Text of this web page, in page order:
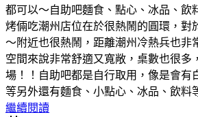
都可以～自助吧麵食、點心、冰品、飲
烤倆吃潮州店位在於很熱鬧的圓環，對
～附近也很熱鬧，距離潮州冷熱兵也非
空間來說非常舒適又寬敞，桌數也很多
場！！自助吧都是自行取用，像是會有
等另外還有麵食、小點心、冰品、飲料
繼續閱讀